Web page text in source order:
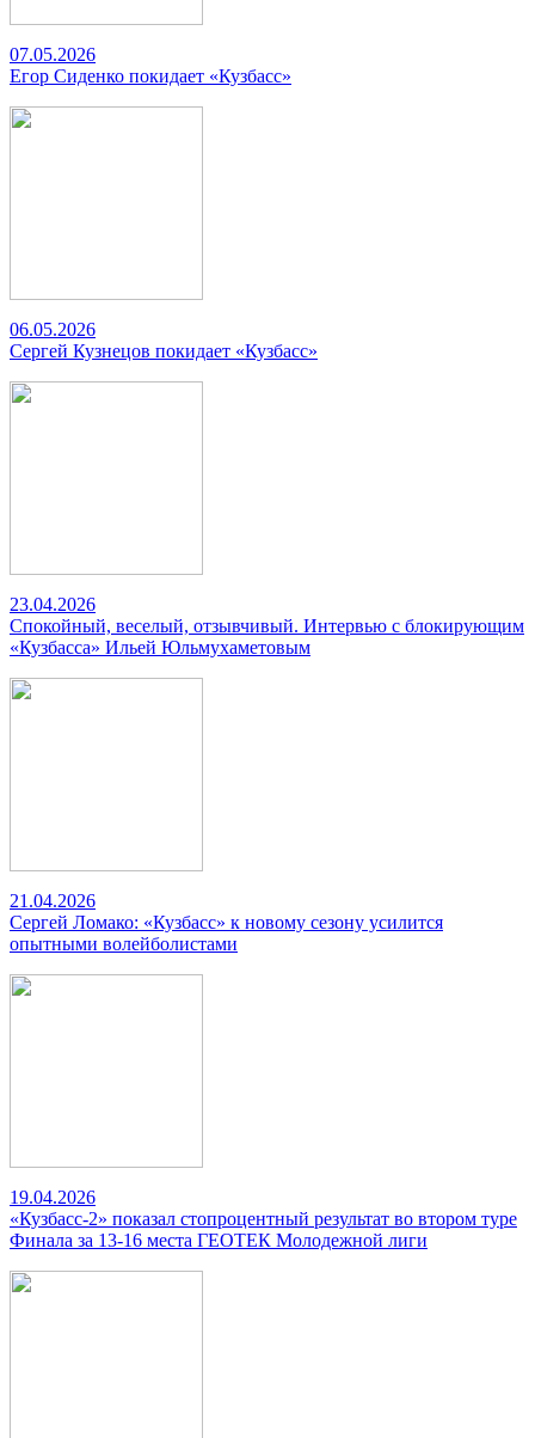
07.05.2026
Егор Сиденко покидает «Кузбасс»
06.05.2026
Сергей Кузнецов покидает «Кузбасс»
23.04.2026
Спокойный, веселый, отзывчивый. Интервью с блокирующим
«Кузбасса» Ильей Юльмухаметовым
21.04.2026
Сергей Ломако: «Кузбасс» к новому сезону усилится
опытными волейболистами
19.04.2026
«Кузбасс-2» показал стопроцентный результат во втором туре
Финала за 13-16 места ГЕОТЕК Молодежной лиги